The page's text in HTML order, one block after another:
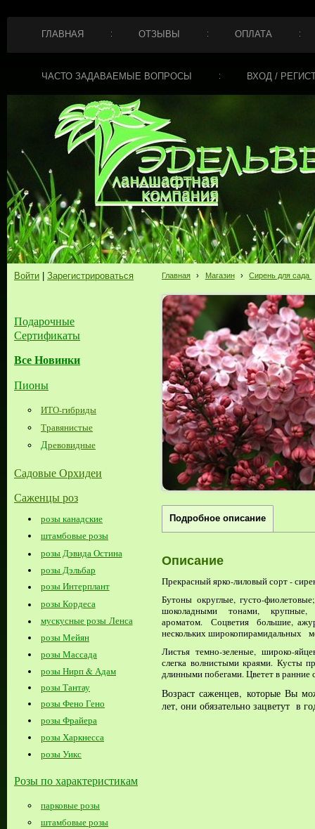
ГЛАВНАЯ ОТЗЫВЫ ОПЛАТА
ЧАСТО ЗАДАВАЕМЫЕ ВОПРОСЫ ВХОД /
Войти Зарегистрироваться
Подарочные
Сертификаты
Все Новинки
Пионы
ИТО-гибриды
Травянистые
Древовидные
Садовые Орхидеи
Саженцы роз
розы канадские
штамбовые розы
розы Дэвида Остина
розы Дэльбар
розы Интерплант
розы Кордеса
мускусные розы Ленса
розы Мейян
розы Массада
розы Нирп & Адам
розы Тантау
розы Фено Гено
розы Фрайера
розы Харкнесса
розы Уикс
Розы по характеристикам
парковые розы
штамбовые розы
Главная › Магазин › Сирень для сада
Подробное описание
Описание
Прекрасный ярко-лиловый сорт -
Бутоны округлые, густо-
шоколадными тонами,
ароматом. Соцветия большие,
нескольких широкопирамидальных
Листья темно-зеленые, широко-
слегка волнистыми краями. Кусты
длинными побегами. Цветет в ранние
Возраст саженцев, которые Вы
лет, они обязательно зацветут в